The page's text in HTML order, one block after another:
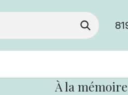
À la